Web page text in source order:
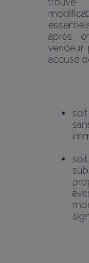
après
vendeur
accusé